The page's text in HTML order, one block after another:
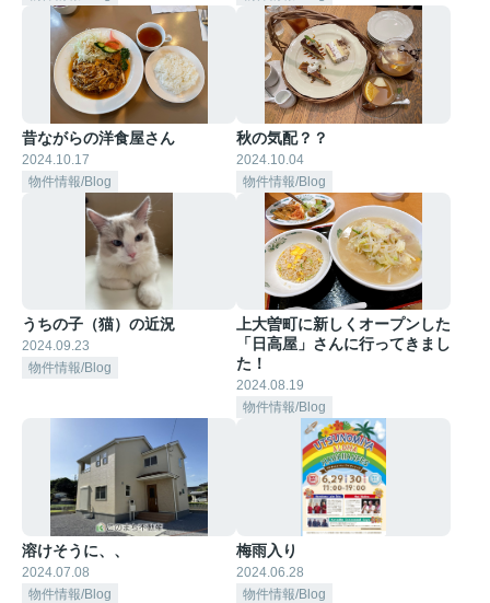
昔ながらの洋食屋さん
2024.10.17
物件情報/Blog
秋の気配？？
2024.10.04
物件情報/Blog
うちの子（猫）の近況
2024.09.23
物件情報/Blog
上大曽町に新しくオープンした
「日高屋」さんに行ってきまし
た！
2024.08.19
物件情報/Blog
溶けそうに、、
2024.07.08
物件情報/Blog
梅雨入り
2024.06.28
物件情報/Blog